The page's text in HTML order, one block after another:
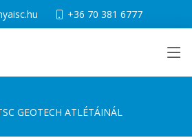
+36 70 381 6777
GEOTECH ATLÉTÁINÁL